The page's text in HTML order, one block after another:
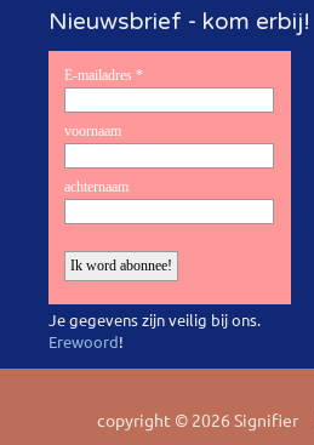
Nieuwsbrief - kom erbij!
Je gegevens zijn veilig bij ons.
Erewoord!
copyright © 2026 Signifier